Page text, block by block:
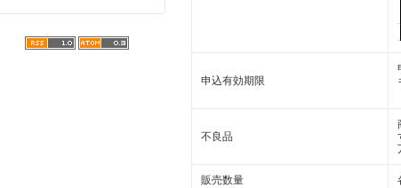
申込有効期限
不良品
販売数量